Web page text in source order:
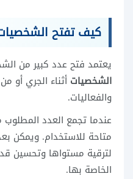
كيف تفتح
يعتمد فتح عدد كبير من
الشخصيات أثناء الجري أو
والفعاليات.
عندما تجمع العدد
متاحة للاستخدام. ويمكن
لترقية مستواها وتحسين
الخاصة بها.